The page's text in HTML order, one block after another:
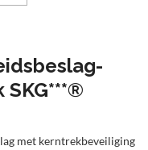
met kerntrekbeveiliging